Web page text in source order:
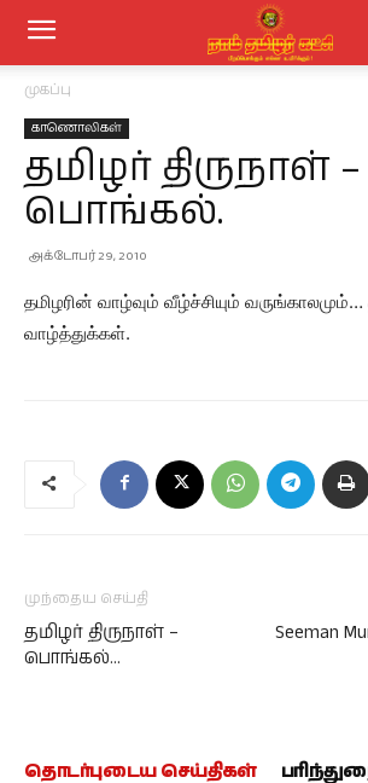
முகப்பு
காணொலிகள்
தமிழர் திருநாள் –
பொங்கல்.
அக்டோபர் 29, 2010
தமிழரின் வாழ்வும் வீழ்ச்சியும் வருங்காலமும்…
வாழ்த்துக்கள்.
முந்தைய செய்தி
தமிழர் திருநாள் –
பொங்கல்…
Seeman
தொடர்புடைய செய்திகள்